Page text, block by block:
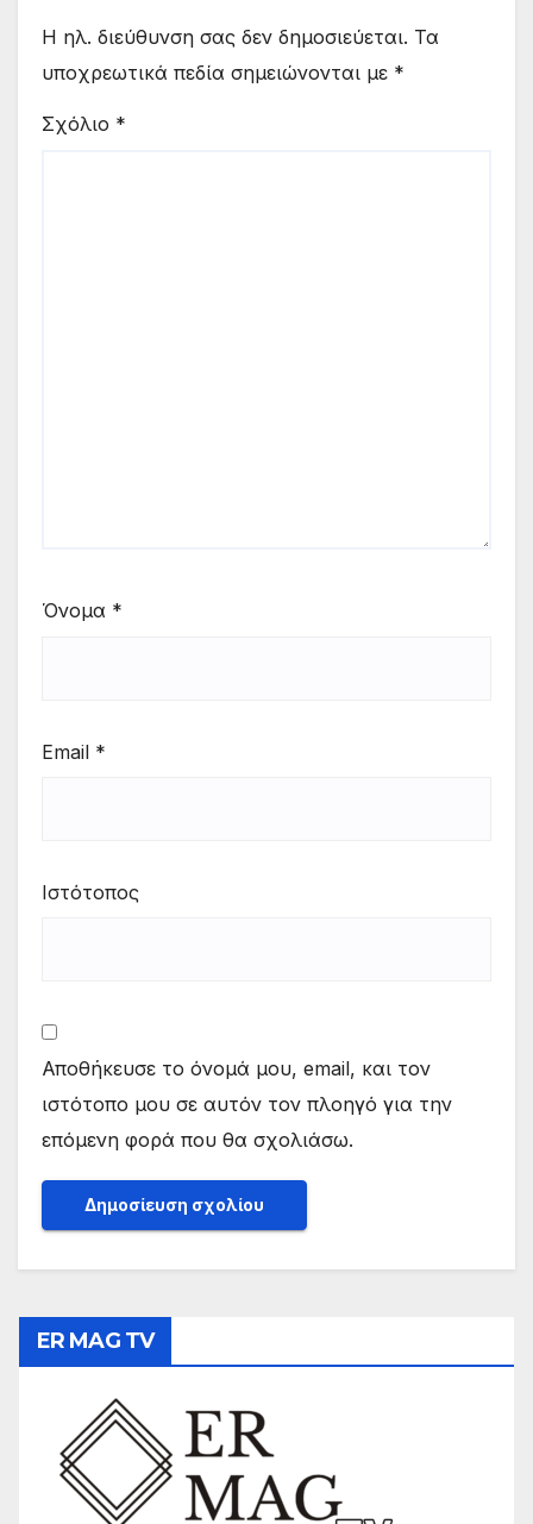
Η ηλ. διεύθυνση σας δεν δημοσιεύεται. Τα
υποχρεωτικά πεδία σημειώνονται με *
Σχόλιο *
Όνομα *
Email *
Ιστότοπος
Αποθήκευσε το όνομά μου, email, και τον
ιστότοπο μου σε αυτόν τον πλοηγό για την
επόμενη φορά που θα σχολιάσω.
ER MAG TV